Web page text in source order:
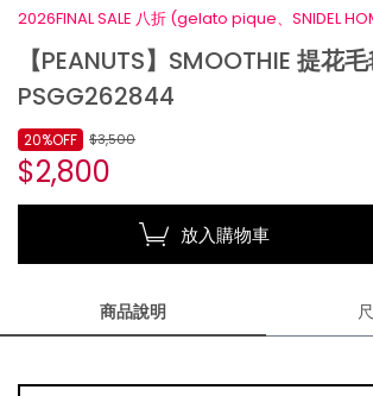
2026FINAL SALE 八折 (gelato pique、SNIDEL
【PEANUTS】SMOOTHIE 提花
PSGG262844
$3,500
$2,800
20%OFF
放入購物車
商品說明